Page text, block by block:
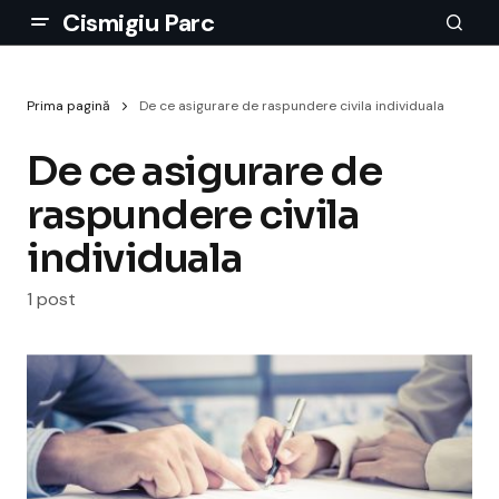
Cismigiu Parc
Prima pagină De ce asigurare de raspundere civila individuala
De ce asigurare de
raspundere civila
individuala
1 post